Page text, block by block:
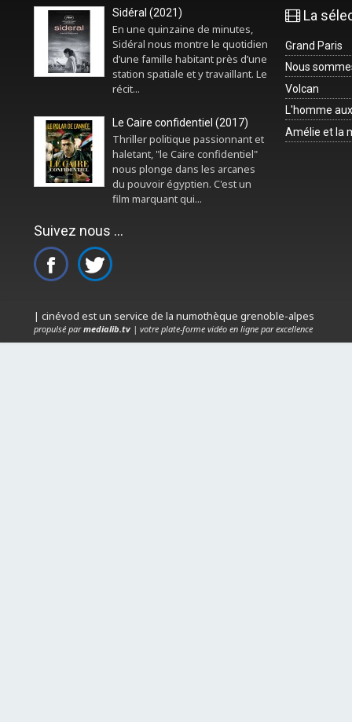
Sidéral (2021)
En une quinzaine de minutes,
Sidéral nous montre le quotidien
d’une famille habitant près d’une
station spatiale et y travaillant. Le
récit...
Le Caire confidentiel (2017)
Thriller politique passionnant et
haletant, "le Caire confidentiel"
nous plonge dans les arcanes
du pouvoir égyptien. C'est un
film marquant qui...
Suivez nous ...
La
Grand Paris
Nous
Volcan
L'homme
Amélie et la
| cinévod est un service de la numothèque grenoble-alpes
propulsé parmedialib.tv| votre plate-forme vidéo en ligne par excellence